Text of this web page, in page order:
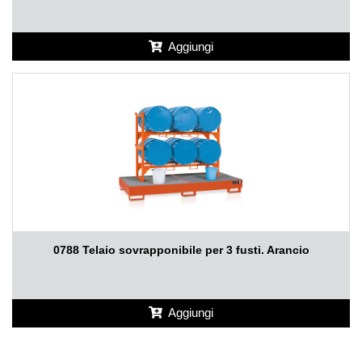
Aggiungi
0788 Telaio sovrapponibile per 3 fusti. Arancio
Aggiungi